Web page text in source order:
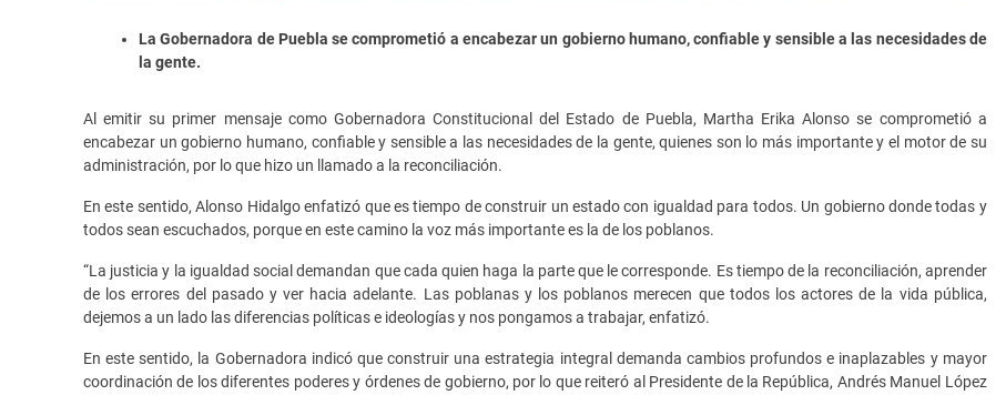
La Gobernadora de Puebla se comprometió a encabezar un gobierno humano, confiable y sensible a las necesidades de
la gente.
Al emitir su primer mensaje como Gobernadora Constitucional del Estado de Puebla, Martha Erika Alonso se comprometió a
encabezar un gobierno humano, confiable y sensible a las necesidades de la gente, quienes son lo más importante y el motor de su
administración, por lo que hizo un llamado a la reconciliación.
En este sentido, Alonso Hidalgo enfatizó que es tiempo de construir un estado con igualdad para todos. Un gobierno donde todas y
todos sean escuchados, porque en este camino la voz más importante es la de los poblanos.
“La justicia y la igualdad social demandan que cada quien haga la parte que le corresponde. Es tiempo de la reconciliación, aprender
de los errores del pasado y ver hacia adelante. Las poblanas y los poblanos merecen que todos los actores de la vida pública,
dejemos a un lado las diferencias políticas e ideologías y nos pongamos a trabajar, enfatizó.
En este sentido, la Gobernadora indicó que construir una estrategia integral demanda cambios profundos e inaplazables y mayor
coordinación de los diferentes poderes y órdenes de gobierno, por lo que reiteró al Presidente de la República, Andrés Manuel López